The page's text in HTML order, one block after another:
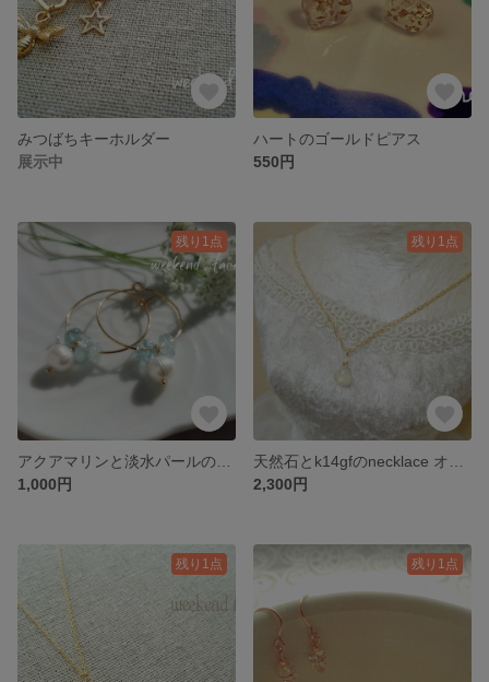
みつばちキーホルダー
展示中
ハートのゴールドピアス
550円
残り1点
1,000円
残り1点
2,300円
残り1点 残り1点